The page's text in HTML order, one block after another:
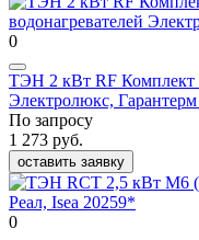
0
ТЭН 2 кВт RF Комплект
Электролюкс,
По запросу
1 273 руб.
оставить заявку
0